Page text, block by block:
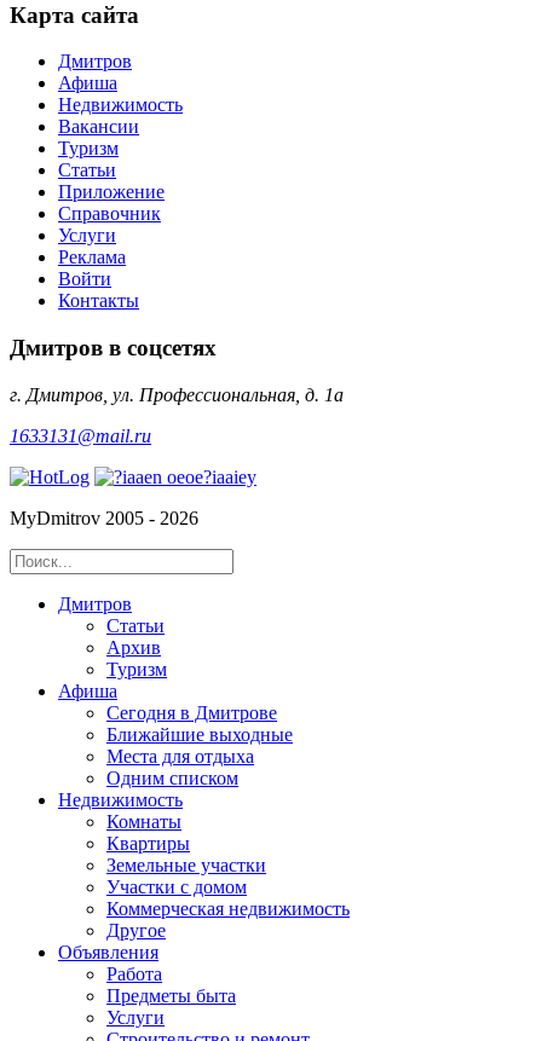
Карта сайта
Дмитров
Афиша
Недвижимость
Вакансии
Туризм
Статьи
Приложение
Справочник
Услуги
Реклама
Войти
Контакты
Дмитров в соцсетях
г. Дмитров, ул. Профессиональная, д. 1а
1633131@mail.ru
MyDmitrov 2005 - 2026
Дмитров
Статьи
Архив
Туризм
Афиша
Сегодня в Дмитрове
Ближайшие выходные
Места для отдыха
Одним списком
Недвижимость
Комнаты
Квартиры
Земельные участки
Участки с домом
Коммерческая недвижимость
Другое
Объявления
Работа
Предметы быта
Услуги